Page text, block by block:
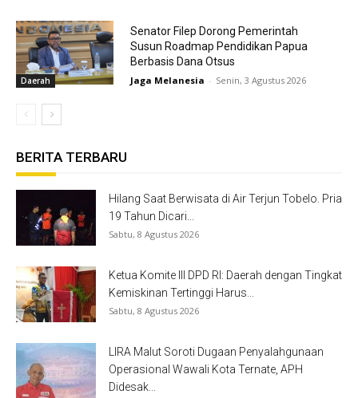
Daerah
Senator Filep Dorong Pemerintah
Susun Roadmap Pendidikan Papua
Berbasis Dana Otsus
Jaga Melanesia - Senin, 3 Agustus 2026
BERITA TERBARU
Hilang Saat Berwisata di Air Terjun Tobelo. Pria
19 Tahun Dicari...
Sabtu, 8 Agustus 2026
Ketua Komite III DPD RI: Daerah dengan Tingkat
Kemiskinan Tertinggi Harus...
Sabtu, 8 Agustus 2026
LIRA Malut Soroti Dugaan Penyalahgunaan
Operasional Wawali Kota Ternate, APH
Didesak...